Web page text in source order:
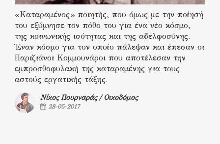
«Καταραμένος» ποιητής, που όμως με την ποίησή
του εξύμνησε τον πόθο του για ένα νέο κόσμο,
της κοινωνικής ισότητας και της αδελφοσύνης.
Έναν κόσμο για τον οποίο πάλεψαν και έπεσαν οι
Παριζιάνοι Κομμουνάροι που αποτέλεσαν την
εμπροσθοφυλακή της καταραμένης για τους
αστούς εργατικής τάξης.
Νίκος Πουρναράς / Οικοδόμος
28-05-2017